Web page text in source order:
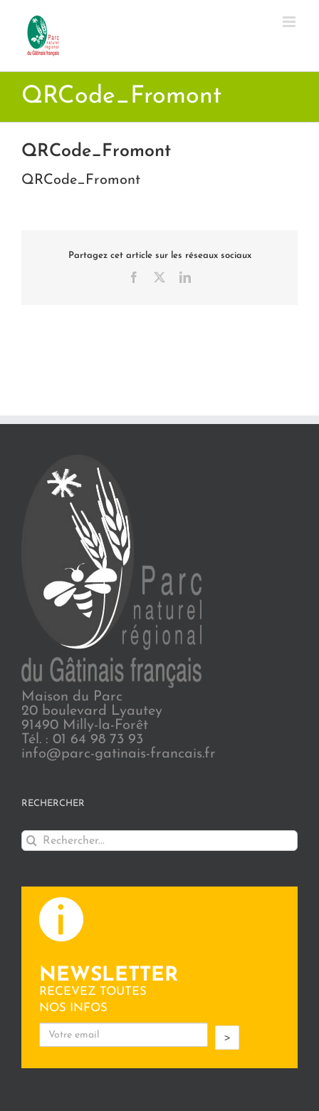
contenu
QRCode_Fromont
QRCode_Fromont
QRCode_Fromont
Partagez cet article sur les réseaux sociaux
Facebook LinkedIn
Maison du Parc
20 boulevard Lyautey
91490 Milly-la-Forêt
Tél. : 01 64 98 73 93
info@parc-gatinais-francais.fr
RECHERCHER
Rechercher:
NEWSLETTER
RECEVEZ TOUTES
NOS INFOS
>